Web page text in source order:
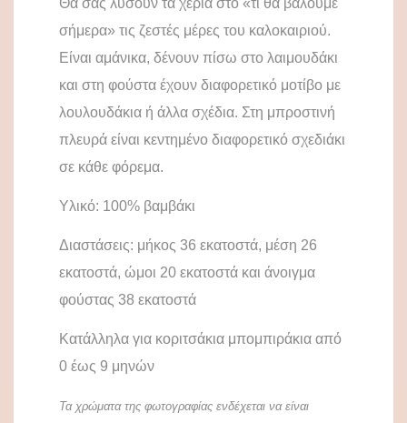
Θα σας λύσουν τα χέρια στο «τι θα βάλουμε
σήμερα» τις ζεστές μέρες του καλοκαιριού.
Είναι αμάνικα, δένουν πίσω στο λαιμουδάκι
και στη φούστα έχουν διαφορετικό μοτίβο με
λουλουδάκια ή άλλα σχέδια. Στη μπροστινή
πλευρά είναι κεντημένο διαφορετικό σχεδιάκι
σε κάθε φόρεμα.
Υλικό: 100% βαμβάκι
Διαστάσεις: μήκος 36 εκατοστά, μέση 26
εκατοστά, ώμοι 20 εκατοστά και άνοιγμα
φούστας 38 εκατοστά
Κατάλληλα για κοριτσάκια μπομπιράκια από
0 έως 9 μηνών
Τα χρώματα της φωτογραφίας ενδέχεται να είναι